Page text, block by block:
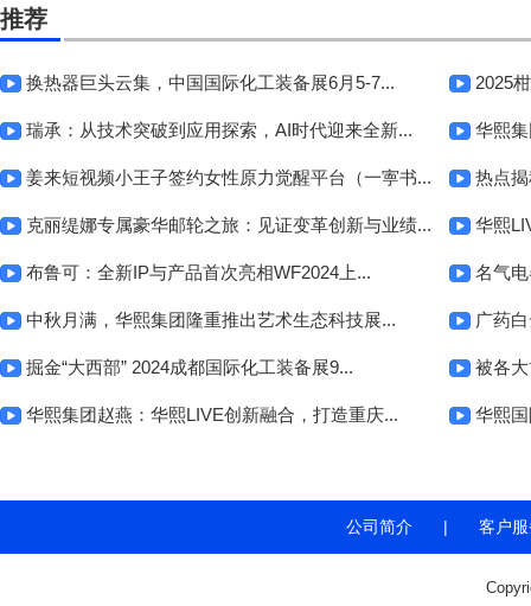
推荐
换热器巨头云集，中国国际化工装备展6月5-7... 2025
瑞承：从技术突破到应用探索，AI时代迎来全新... 华熙
姜来短视频小王子签约女性原力觉醒平台（一寕书... 热点
克丽缇娜专属豪华邮轮之旅：见证变革创新与业绩... 华熙
布鲁可：全新IP与产品首次亮相WF2024上... 名气
中秋月满，华熙集团隆重推出艺术生态科技展... 广药
掘金“大西部” 2024成都国际化工装备展9... 被各
华熙集团赵燕：华熙LIVE创新融合，打造重庆... 华熙
公司简介 | 客户